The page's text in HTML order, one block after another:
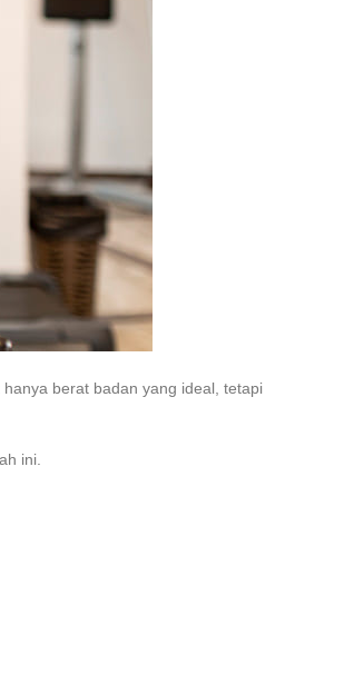
hanya berat badan yang ideal, tetapi
ini.